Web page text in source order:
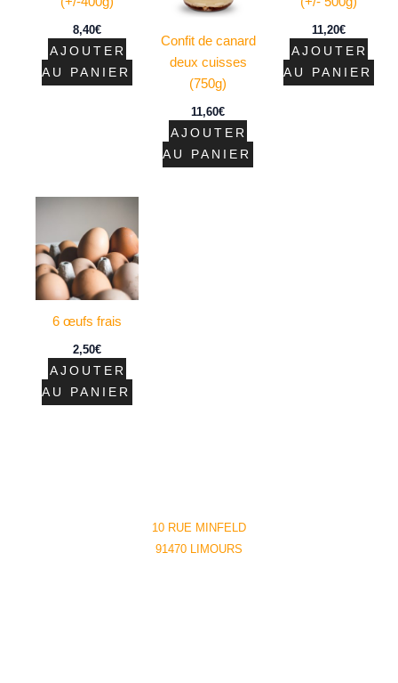
8,40€
AJOUTER
AU PANIER
Confit de canard
deux cuisses
(750g)
11,60€
AJOUTER
AU PANIER
11,20€
AJOUTER
AU PANIER
6 œufs frais
2,50€
AJOUTER
AU PANIER
10 RUE MINFELD
91470 LIMOURS